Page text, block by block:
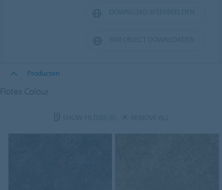
Producten
Flotex Colour